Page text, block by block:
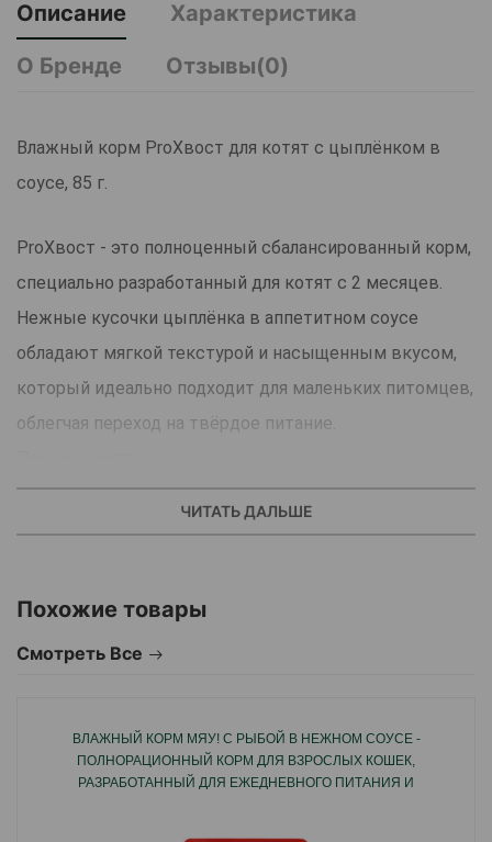
Описание
Характеристика
О Бренде
Отзывы(0)
Влажный корм ProХвост для котят с цыплёнком в
соусе, 85 г.
ProХвост - это полноценный сбалансированный корм,
специально разработанный для котят с 2 месяцев.
Нежные кусочки цыплёнка в аппетитном соусе
обладают мягкой текстурой и насыщенным вкусом,
который идеально подходит для маленьких питомцев,
облегчая переход на твёрдое питание.
Полноценное и сбалансированное питание для котят.
Цыплёнок - источник легкоусвояемого белка для
Аппетитный соус стимулирует аппетит.
здоровья и активности.
месяцев.
ЧИТАТЬ ДАЛЬШЕ
Похожие товары
Смотреть Все
ВЛАЖНЫЙ КОРМ МЯУ! С РЫБОЙ В НЕЖНОМ СОУСЕ -
ПОЛНОРАЦИОННЫЙ КОРМ ДЛЯ ВЗРОСЛЫХ КОШЕК,
РАЗРАБОТАННЫЙ ДЛЯ ЕЖЕДНЕВНОГО ПИТАНИЯ И